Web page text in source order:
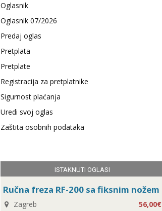
Oglasnik
Oglasnik 07/2026
Predaj oglas
Pretplata
Pretplate
Registracija za pretplatnike
Sigurnost plaćanja
Uredi svoj oglas
Zaštita osobnih podataka
ISTAKNUTI OGLASI
Ručna freza RF-200 sa fiksnim nožem
Zagreb 56,00€